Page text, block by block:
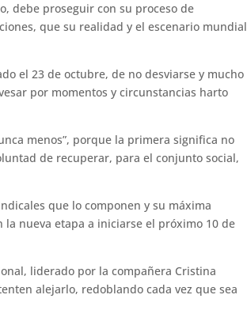
debe proseguir con su proceso de
que su realidad y el escenario mundial
el 23 de octubre, de no desviarse y mucho
por momentos y circunstancias harto
menos”, porque la primera significa no
de recuperar, para el conjunto social,
que lo componen y su máxima
nueva etapa a iniciarse el próximo 10 de
liderado por la compañera Cristina
alejarlo, redoblando cada vez que sea